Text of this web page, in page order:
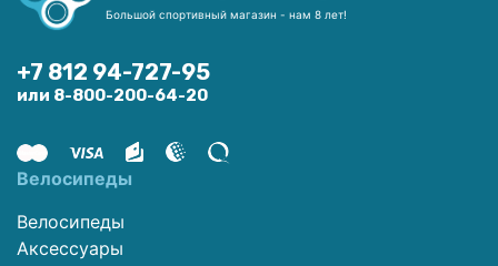
Большой спортивный магазин - нам 8 лет!
+7 812 94-727-95
или 8-800-200-64-20
Велосипеды
Велосипеды
Аксессуары